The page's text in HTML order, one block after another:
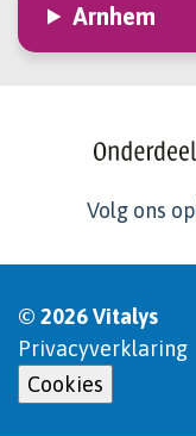
Arnhem
Volg ons op
© 2026 Vitalys
Privacyverklaring
Cookies